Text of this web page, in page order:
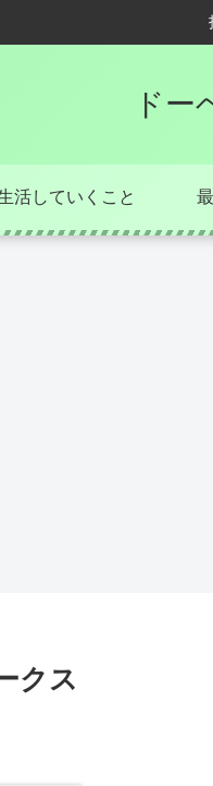
ドー
活していくこと
クス